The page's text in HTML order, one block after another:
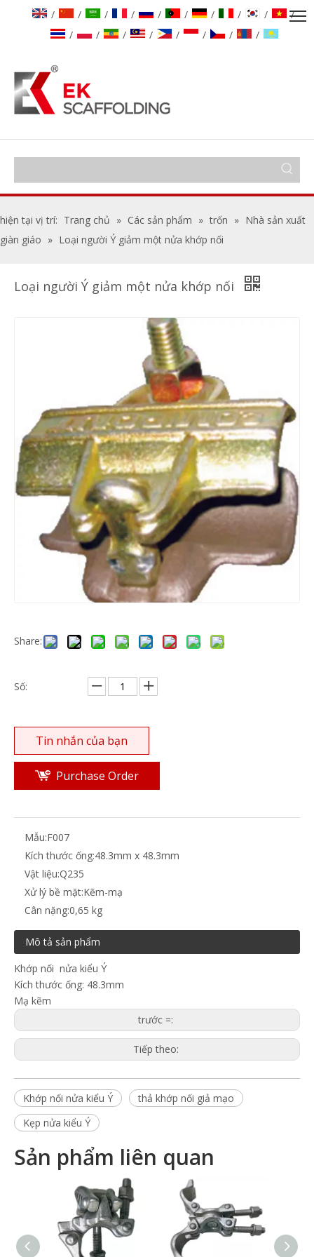
/ / / / / / / / /
/
/
/ / / / / / /
hiện tại vị trí: Trang chủ » Các sản phẩm » trốn » Nhà sản xuất
giàn giáo » Loại người Ý giảm một nửa khớp nối
Loại người Ý giảm một nửa khớp nối
Share:
Số:
Tin nhắn của bạn
Purchase Order
Mẫu:F007
Kích thước ống:48.3mm x 48.3mm
Vật liệu:Q235
Xử lý bề mặt:Kẽm-mạ
Cân nặng:0,65 kg
Mô tả sản phẩm
Khớp nối nửa kiểu Ý
Kích thước ống: 48.3mm
Mạ kẽm
trước =:
Tiếp theo:
Khớp nối nửa kiểu Ý
thả khớp nối giả mạo
Kẹp nửa kiểu Ý
Sản phẩm liên quan